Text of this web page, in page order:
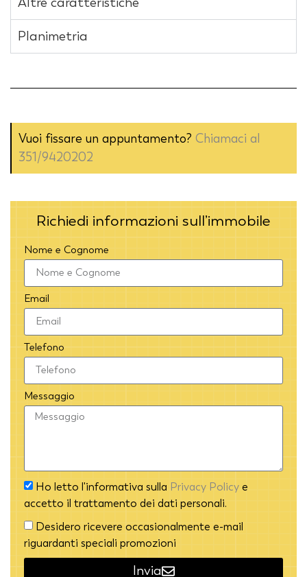
Planimetria
Vuoi fissare un appuntamento? Chiamaci al
351/9420202
Richiedi informazioni sull’immobile
Nome e Cognome
Email
Telefono
Messaggio
Ho letto l'informativa sulla Privacy Policy e
accetto il trattamento dei dati personali.
Desidero ricevere occasionalmente e-mail
riguardanti speciali promozioni
Invia